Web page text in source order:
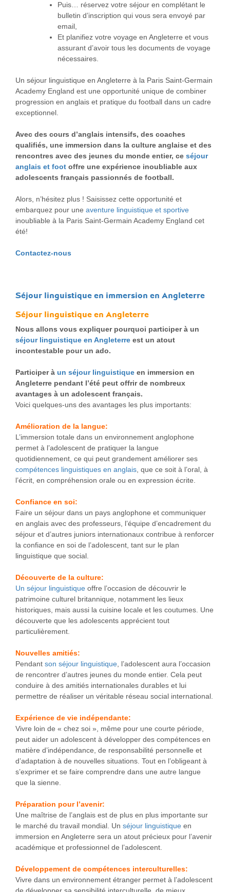
Puis… réservez votre séjour en complétant le
bulletin d’inscription qui vous sera envoyé par
email,
Et planifiez votre voyage en Angleterre et vous
assurant d’avoir tous les documents de voyage
nécessaires.
Un séjour linguistique en Angleterre à la Paris Saint-Germain
Academy England est une opportunité unique de combiner
progression en anglais et pratique du football dans un cadre
exceptionnel.
Avec des cours d’anglais intensifs, des coaches
qualifiés, une immersion dans la culture anglaise et des
rencontres avec des jeunes du monde entier, ce séjour
anglais et foot offre une expérience inoubliable aux
adolescents français passionnés de football.
Alors, n’hésitez plus ! Saisissez cette opportunité et
embarquez pour une aventure linguistique et sportive
inoubliable à la Paris Saint-Germain Academy England cet
été!
Contactez-nous
Séjour linguistique en immersion en Angleterre
Séjour linguistique en Angleterre
Nous allons vous expliquer pourquoi participer à un
séjour linguistique en Angleterre est un atout
incontestable pour un ado.
Participer à un séjour linguistique en immersion en
Angleterre pendant l’été peut offrir de nombreux
avantages à un adolescent français.
Voici quelques-uns des avantages les plus importants:
Amélioration de la langue:
L’immersion totale dans un environnement anglophone
permet à l’adolescent de pratiquer la langue
quotidiennement, ce qui peut grandement améliorer ses
compétences linguistiques en anglais , que ce soit à l’oral, à
l’écrit, en compréhension orale ou en expression écrite.
Confiance en soi:
Faire un séjour dans un pays anglophone et communiquer
en anglais avec des professeurs, l’équipe d’encadrement du
séjour et d’autres juniors internationaux contribue à renforcer
la confiance en soi de l’adolescent, tant sur le plan
linguistique que social.
Découverte de la culture:
Un séjour linguistique offre l’occasion de découvrir le
patrimoine culturel britannique, notamment les lieux
historiques, mais aussi la cuisine locale et les coutumes. Une
découverte que les adolescents apprécient tout
particulièrement.
Nouvelles amitiés:
Pendant son séjour linguistique , l’adolescent aura l’occasion
de rencontrer d’autres jeunes du monde entier. Cela peut
conduire à des amitiés internationales durables et lui
permettre de réaliser un véritable réseau social international.
Expérience de vie indépendante:
Vivre loin de « chez soi », même pour une courte période,
peut aider un adolescent à développer des compétences en
matière d’indépendance, de responsabilité personnelle et
d’adaptation à de nouvelles situations. Tout en l’obligeant à
s’exprimer et se faire comprendre dans une autre langue
que la sienne.
Préparation pour l’avenir:
Une maîtrise de l’anglais est de plus en plus importante sur
le marché du travail mondial. Un séjour linguistique en
immersion en Angleterre sera un atout précieux pour l’avenir
académique et professionnel de l’adolescent.
Développement de compétences interculturelles:
Vivre dans un environnement étranger permet à l’adolescent